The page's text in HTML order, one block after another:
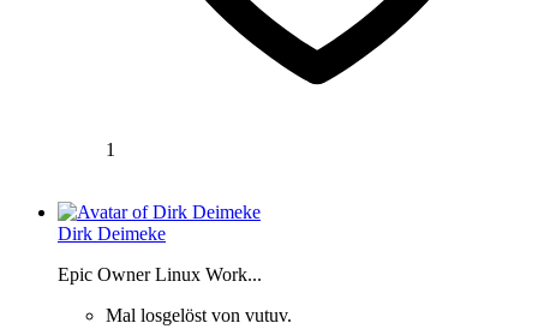
1
Dirk Deimeke
Epic Owner Linux Work...
Mal losgelöst von vutuv.